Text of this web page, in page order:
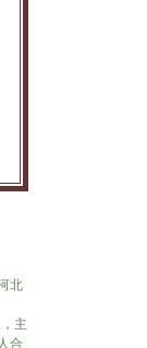
北
主
合